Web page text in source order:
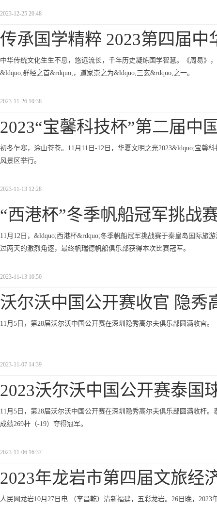
2023-12-25 20:48
传承国学精粹 2023第四届中
中华传统文化生生不息，悠远流长，千年历史凝炼国学智慧。《周易》
&ldquo;群经之首&rdquo;，道家崇之为&ldquo;三玄&rdquo;之一。
2023-11-26 10:38
2023“宝馨科技杯”第二届中
初冬乍寒，涂山苍苍。11月11日-12日，华夏文明之光2023&ldquo;宝馨
风景区举行。
2023-11-13 12:28
“西港杯”冬季帆船冠军挑战
11月12日，&ldquo;西港杯&rdquo;冬季帆船冠军挑战赛于秦皇岛国际旅
过两天的激烈角逐，最终帆瑞德帆船俱乐部获得本次比赛冠军。
2023-11-13 10:50
沃尔沃中国公开赛收官 隐秀
11月5日，第28届沃尔沃中国公开赛在深圳隐秀高尔夫俱乐部圆满收官。
2023-11-07 14:39
2023沃尔沃中国公开赛泰国
11月5日，第28届沃尔沃中国公开赛在深圳隐秀高尔夫俱乐部圆满收杆
成绩269杆（-19）夺得冠军。
2023-11-06 16:37
2023年龙岩市第四届文旅经
人民网龙岩10月27日电 （李昌乾）清新福建，五彩龙岩。26日晚，